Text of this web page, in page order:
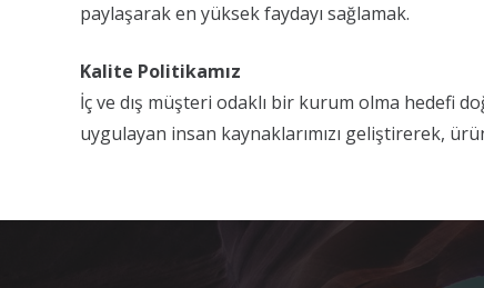
paylaşarak en yüksek faydayı sağlamak.
Kalite Politikamız
İç ve dış müşteri odaklı bir kurum olma hedefi
uygulayan insan kaynaklarımızı geliştirerek,